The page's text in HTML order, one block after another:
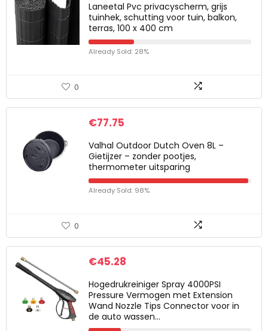
Laneetal Pvc privacyscherm, grijs
tuinhek, schutting voor tuin, balkon,
terras, 100 x 400 cm
Already Sold: 28%
0
€77.75
Valhal Outdoor Dutch Oven 8L –
Gietijzer – zonder pootjes,
thermometer uitsparing
Already Sold: 98%
0
€45.28
Hogedrukreiniger Spray 4000PSI
Pressure Vermogen met Extension
Wand Nozzle Tips Connector voor in
de auto wassen…